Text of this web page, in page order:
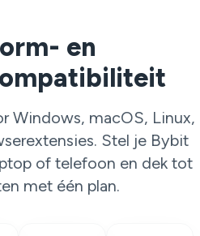
en
Windows, macOS, Linux,
Stel je Bybit
of telefoon en dek tot
met één plan.